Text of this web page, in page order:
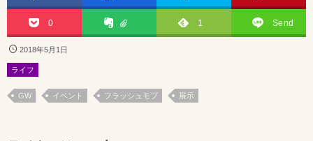
0 1 Send
2018年5月1日
ライフ
GW イベント フラッシュモブ 展示